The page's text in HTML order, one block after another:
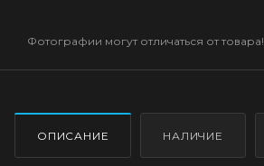
Фотографии могут отличаться от товара!
ОПИСАНИЕ НАЛИЧИЕ